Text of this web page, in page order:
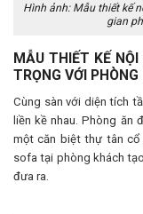
Hình ảnh: Mẫu thiết kế
gian
MẪU THIẾT KẾ
TRỌNG VỚI
Cùng sàn với diện tích
liền kề nhau. Phòng ăn
một căn biệt thự tân cổ
sofa tại phòng khách
đưa ra.